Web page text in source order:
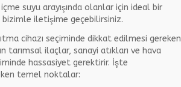
suyu arayışında olanlar için ideal bir
bizimle iletişime geçebilirsiniz.
cihazı seçiminde dikkat edilmesi gereken
tarımsal ilaçlar, sanayi atıkları ve hava
hassasiyet gerektirir. İşte
temel noktalar: